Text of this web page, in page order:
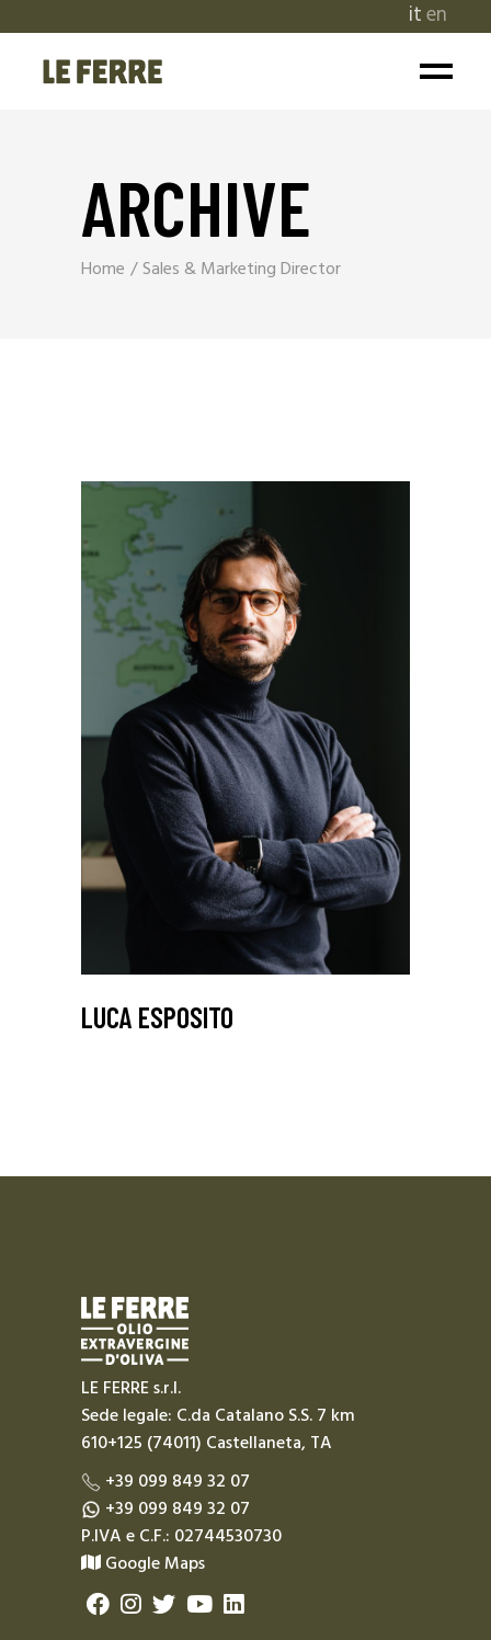
iten
ARCHIVE
Home Sales & Marketing Director
LUCA ESPOSITO
LE FERRE s.r.l.
Sede legale: C.da Catalano S.S. 7 km
610+125 (74011) Castellaneta, TA
+39 099 849 32 07
+39 099 849 32 07
P.IVA e C.F.: 02744530730
Google Maps